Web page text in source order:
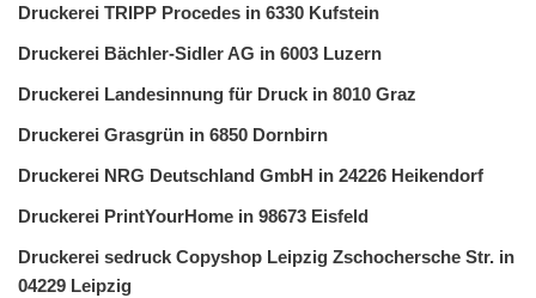
Druckerei TRIPP Procedes in 6330 Kufstein
Druckerei Bächler-Sidler AG in 6003 Luzern
Druckerei Landesinnung für Druck in 8010 Graz
Druckerei Grasgrün in 6850 Dornbirn
Druckerei NRG Deutschland GmbH in 24226 Heikendorf
Druckerei PrintYourHome in 98673 Eisfeld
Druckerei sedruck Copyshop Leipzig Zschochersche Str. in
04229 Leipzig